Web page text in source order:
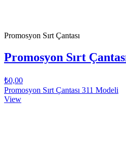
Promosyon Sırt Çantası
Promosyon Sırt
₺0,00
Promosyon Sırt Çantası 311 Modeli
View